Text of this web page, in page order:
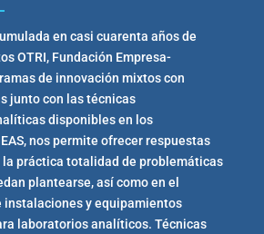
en casi cuarenta años de
OTRI, Fundación Empresa-
de innovación mixtos con
junto con las técnicas
disponibles en los
nos permite ofrecer respuestas
la práctica totalidad de problemáticas
plantearse, así como en el
instalaciones y equipamientos
laboratorios analíticos. Técnicas